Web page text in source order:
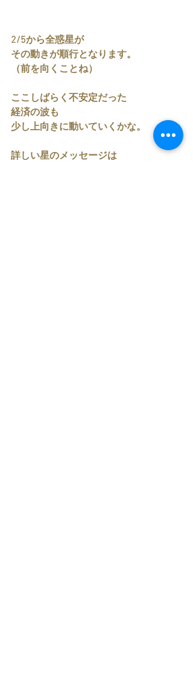
2/5から全惑星が
その動きが順行となります。
（前を向くことね）
ここしばらく不安定だった
経済の波も
少し上向きに動いていくかな。
詳しい星のメッセージは